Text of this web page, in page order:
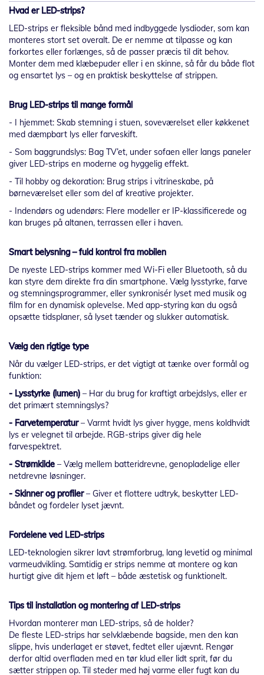
Hvad er LED-strips?
LED-strips er fleksible bånd med indbyggede lysdioder, som kan
monteres stort set overalt. De er nemme at tilpasse og kan
forkortes eller forlænges, så de passer præcis til dit behov.
Monter dem med klæbepuder eller i en skinne, så får du både flot
og ensartet lys – og en praktisk beskyttelse af strippen.
Brug LED-strips til mange formål
- I hjemmet: Skab stemning i stuen, soveværelset eller køkkenet
med dæmpbart lys eller farveskift.
- Som baggrundslys: Bag TV’et, under sofaen eller langs paneler
giver LED-strips en moderne og hyggelig effekt.
- Til hobby og dekoration: Brug strips i vitrineskabe, på
børneværelset eller som del af kreative projekter.
- Indendørs og udendørs: Flere modeller er IP-klassificerede og
kan bruges på altanen, terrassen eller i haven.
Smart belysning – fuld kontrol fra mobilen
De nyeste LED-strips kommer med Wi-Fi eller Bluetooth, så du
kan styre dem direkte fra din smartphone. Vælg lysstyrke, farve
og stemningsprogrammer, eller synkronisér lyset med musik og
film for en dynamisk oplevelse. Med app-styring kan du også
opsætte tidsplaner, så lyset tænder og slukker automatisk.
Vælg den rigtige type
Når du vælger LED-strips, er det vigtigt at tænke over formål og
funktion:
- Lysstyrke (lumen) – Har du brug for kraftigt arbejdslys, eller er
det primært stemningslys?
- Farvetemperatur– Varmt hvidt lys giver hygge, mens koldhvidt
lys er velegnet til arbejde. RGB-strips giver dig hele
farvespektret.
- Strømkilde – Vælg mellem batteridrevne, genopladelige eller
netdrevne løsninger.
- Skinner og profiler– Giver et flottere udtryk, beskytter LED-
båndet og fordeler lyset jævnt.
Fordelene ved LED-strips
LED-teknologien sikrer lavt strømforbrug, lang levetid og minimal
varmeudvikling. Samtidig er strips nemme at montere og kan
hurtigt give dit hjem et løft – både æstetisk og funktionelt.
Tips til installation og montering af LED-strips
Hvordan monterer man LED-strips, så de holder?
De fleste LED-strips har selvklæbende bagside, men den kan
slippe, hvis underlaget er støvet, fedtet eller ujævnt. Rengør
derfor altid overfladen med en tør klud eller lidt sprit, før du
sætter strippen op. Til steder med høj varme eller fugt kan du